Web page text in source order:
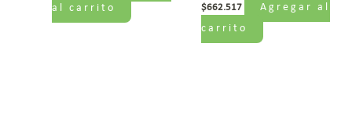
al carrito
$662.517
Agregar al
carrito